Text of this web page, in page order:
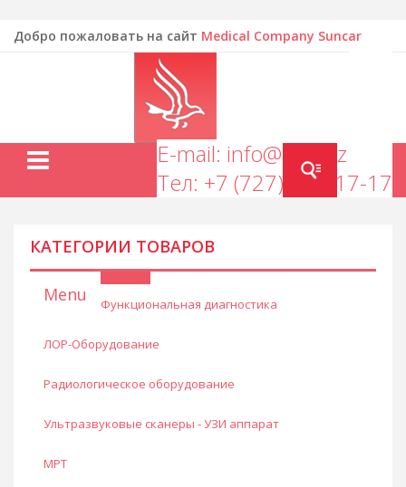
Добро пожаловать на сайт Medical Company Suncar
E-mail: info@mcs.kz
Тел: +7 (727) 277-17-17
КАТЕГОРИИ ТОВАРОВ
Menu Функциональная диагностика
ЛОР-Оборудование
Радиологическое оборудование
Ультразвуковые сканеры - УЗИ аппарат
МРТ